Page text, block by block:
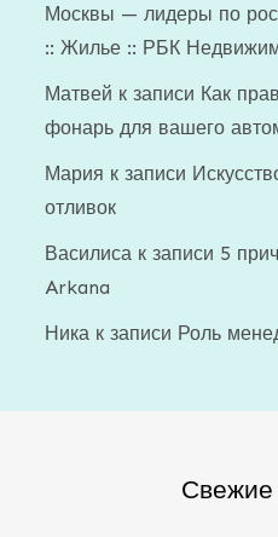
Москвы — лидеры по
:: Жилье :: РБК
Матвей к записи Как
фонарь для вашего
Мария к записи
отливок
Василиса к записи 5
Arkana
Ника к записи Роль
Свежие